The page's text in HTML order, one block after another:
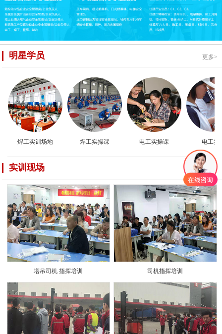
明星学员 更多>
焊工实训场地 焊工实操课 电工实操课 电工实操
实训现场 更多>
塔吊司机 指挥培训 司机指挥培训